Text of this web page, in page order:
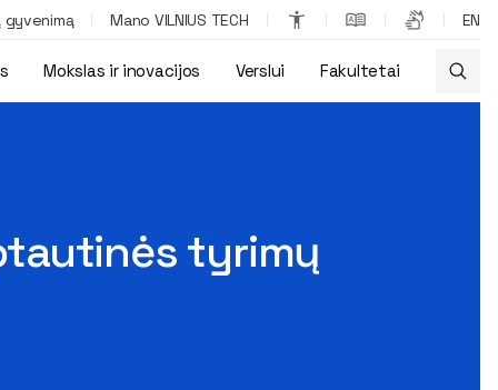
gyvenimą Mano VILNIUS TECH EN
Mokslas ir inovacijos Verslui Fakultetai
tyrimų